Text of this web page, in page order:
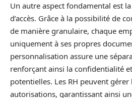
Un autre aspect fondamental est
d’accès. Grâce à la possibilité de
de manière granulaire, chaque
uniquement à ses propres
personnalisation assure une
renforçant ainsi la confidentialité
potentielles. Les RH peuvent gérer
autorisations, garantissant ainsi